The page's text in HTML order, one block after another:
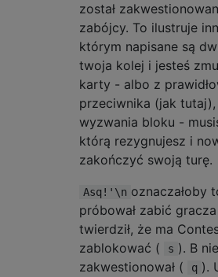
został
zabójcy. To ilustruje
którym napisane są
twoja kolej i jesteś
karty - albo z
przeciwnika (jak
wyzwania bloku -
którą rezygnujesz i
zakończyć swoją turę.
Asq!'\n oznaczałoby
próbował zabić
twierdził, że ma
zablokować (
s ). B
zakwestionował (
q ).